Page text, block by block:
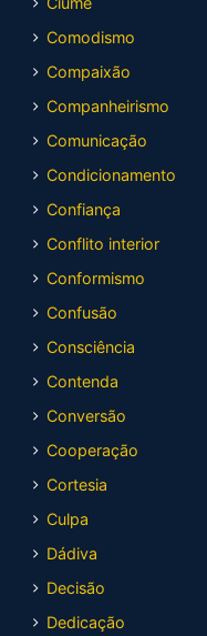
Comodismo
Compaixão
Companheirismo
Comunicação
Condicionamento
Confiança
Conflito interior
Conformismo
Confusão
Consciência
Contenda
Conversão
Cooperação
Cortesia
Culpa
Dádiva
Decisão
Dedicação